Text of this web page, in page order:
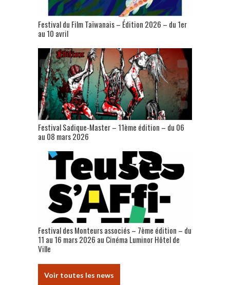
Festival du Film Taïwanais – Édition 2026 – du 1er
au 10 avril
Festival Sadique-Master – 11ème édition – du 06
au 08 mars 2026
Festival des Monteurs associés – 7ème édition – du
11 au 16 mars 2026 au Cinéma Luminor Hôtel de
Ville
Voir toutes les news